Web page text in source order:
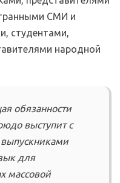
СМИ и
студентами,
народной
обязанности
выступит с
для
массовой